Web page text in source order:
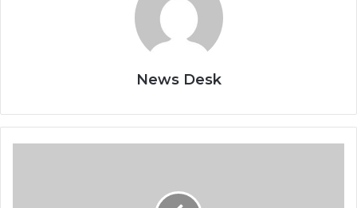
News Desk